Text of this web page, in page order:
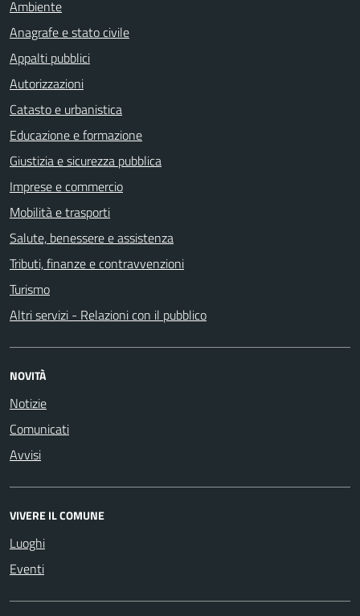
Ambiente
Anagrafe e stato civile
Appalti pubblici
Autorizzazioni
Catasto e urbanistica
Educazione e formazione
Giustizia e sicurezza pubblica
Imprese e commercio
Mobilità e trasporti
Salute, benessere e assistenza
Tributi, finanze e contravvenzioni
Turismo
Altri servizi - Relazioni con il pubblico
NOVITÀ
Notizie
Comunicati
Avvisi
VIVERE IL COMUNE
Luoghi
Eventi